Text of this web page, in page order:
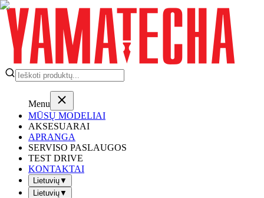
Menu
MŪSŲ MODELIAI
AKSESUARAI
APRANGA
SERVISO PASLAUGOS
TEST DRIVE
KONTAKTAI
Lietuvių▼
Lietuvių▼